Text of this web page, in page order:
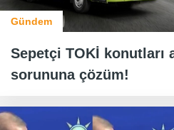
Gündem
Sepetçi TOKİ konutları
sorununa çözüm!